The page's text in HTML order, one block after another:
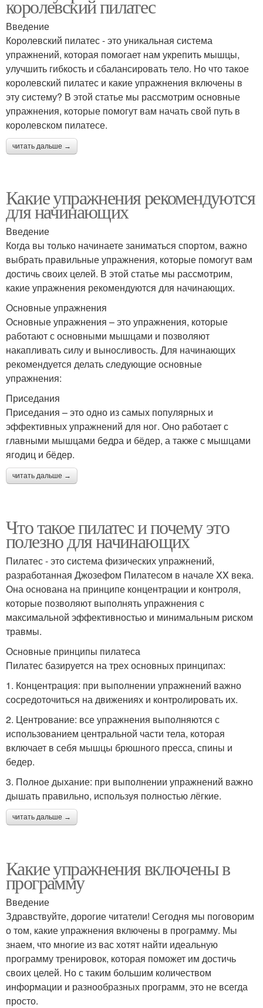
королевский пилатес
Введение
Королевский пилатес - это уникальная система
упражнений, которая помогает нам укрепить мышцы,
улучшить гибкость и сбалансировать тело. Но что такое
королевский пилатес и какие упражнения включены в
эту систему? В этой статье мы рассмотрим основные
упражнения, которые помогут вам начать свой путь в
королевском пилатесе.
читать дальше →
Какие упражнения рекомендуются
для начинающих
Введение
Когда вы только начинаете заниматься спортом, важно
выбрать правильные упражнения, которые помогут вам
достичь своих целей. В этой статье мы рассмотрим,
какие упражнения рекомендуются для начинающих.
Основные упражнения
Основные упражнения – это упражнения, которые
работают с основными мышцами и позволяют
накапливать силу и выносливость. Для начинающих
рекомендуется делать следующие основные
упражнения:
Приседания
Приседания – это одно из самых популярных и
эффективных упражнений для ног. Оно работает с
главными мышцами бедра и бёдер, а также с мышцами
ягодиц и бёдер.
читать дальше →
Что такое пилатес и почему это
полезно для начинающих
Пилатес - это система физических упражнений,
разработанная Джозефом Пилатесом в начале XX века.
Она основана на принципе концентрации и контроля,
которые позволяют выполнять упражнения с
максимальной эффективностью и минимальным риском
травмы.
Основные принципы пилатеса
Пилатес базируется на трех основных принципах:
1. Концентрация: при выполнении упражнений важно
сосредоточиться на движениях и контролировать их.
2. Центрование: все упражнения выполняются с
использованием центральной части тела, которая
включает в себя мышцы брюшного пресса, спины и
бедер.
3. Полное дыхание: при выполнении упражнений важно
дышать правильно, используя полностью лёгкие.
читать дальше →
Какие упражнения включены в
программу
Введение
Здравствуйте, дорогие читатели! Сегодня мы поговорим
о том, какие упражнения включены в программу. Мы
знаем, что многие из вас хотят найти идеальную
программу тренировок, которая поможет им достичь
своих целей. Но с таким большим количеством
информации и разнообразных программ, это не всегда
просто.